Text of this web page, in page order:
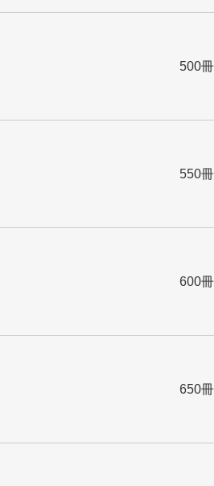
500冊
550冊
600冊
650冊